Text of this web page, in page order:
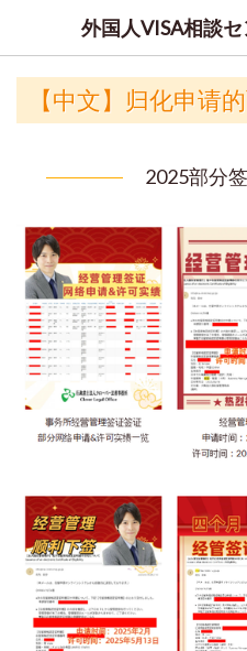
外国人VISA相談
【中文】归化申请
2025部分